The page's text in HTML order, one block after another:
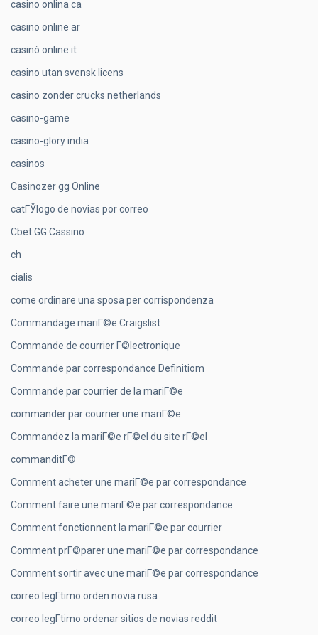
casino onlina ca
casino online ar
casinò online it
casino utan svensk licens
casino zonder crucks netherlands
casino-game
casino-glory india
casinos
Casinozer gg Online
catГЎlogo de novias por correo
Cbet GG Cassino
ch
cialis
come ordinare una sposa per corrispondenza
Commandage mariГ©e Craigslist
Commande de courrier Г©lectronique
Commande par correspondance Definitiom
Commande par courrier de la mariГ©e
commander par courrier une mariГ©e
Commandez la mariГ©e rГ©el du site rГ©el
commanditГ©
Comment acheter une mariГ©e par correspondance
Comment faire une mariГ©e par correspondance
Comment fonctionnent la mariГ©e par courrier
Comment prГ©parer une mariГ©e par correspondance
Comment sortir avec une mariГ©e par correspondance
correo legГ­timo orden novia rusa
correo legГ­timo ordenar sitios de novias reddit